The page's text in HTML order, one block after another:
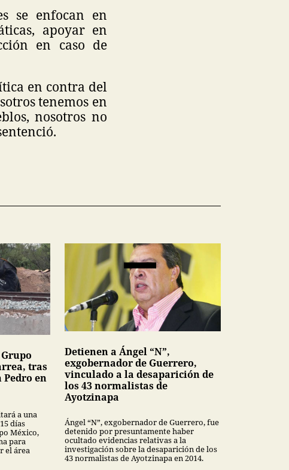
se enfocan en
apoyar en
en caso de
en contra del
tenemos en
nosotros no
tras
en
a una
días
México,
para
el área
Detienen a Ángel “N”,
exgobernador de Guerrero,
vinculado a la desaparición de
los 43 normalistas de
Ayotzinapa
Ángel “N”, exgobernador de Guerrero, fue
detenido por presuntamente haber
ocultado evidencias relativas a la
investigación sobre la desaparición de los
43 normalistas de Ayotzinapa en 2014.